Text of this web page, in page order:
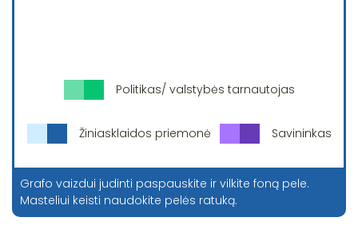
Politikas/ valstybės tarnautojas
Žiniasklaidos priemonė Savininkas
Grafo vaizdui judinti paspauskite ir vilkite foną pele.
Masteliui keisti naudokite pelės ratuką.